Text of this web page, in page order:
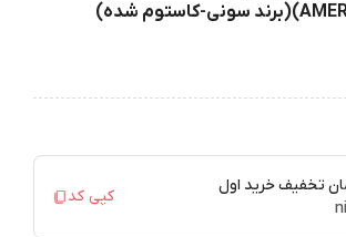
تخفیف خرید اول
کپی کد